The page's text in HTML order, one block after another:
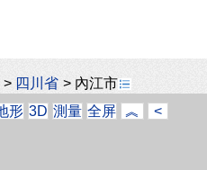
> 四川省 > 內江市
形 3D 測量 全屏 ︽ <